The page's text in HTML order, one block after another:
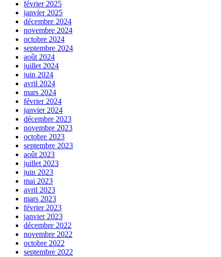
février 2025
janvier 2025
décembre 2024
novembre 2024
octobre 2024
septembre 2024
août 2024
juillet 2024
juin 2024
avril 2024
mars 2024
février 2024
janvier 2024
décembre 2023
novembre 2023
octobre 2023
septembre 2023
août 2023
juillet 2023
juin 2023
mai 2023
avril 2023
mars 2023
février 2023
janvier 2023
décembre 2022
novembre 2022
octobre 2022
septembre 2022